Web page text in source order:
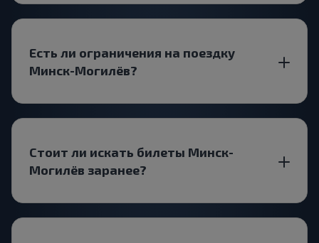
Есть ли ограничения на поездку
Минск-Могилёв?
Стоит ли искать билеты Минск-
Могилёв заранее?